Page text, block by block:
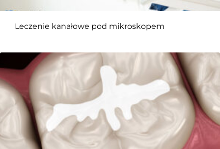
Leczenie kanałowe pod mikroskopem